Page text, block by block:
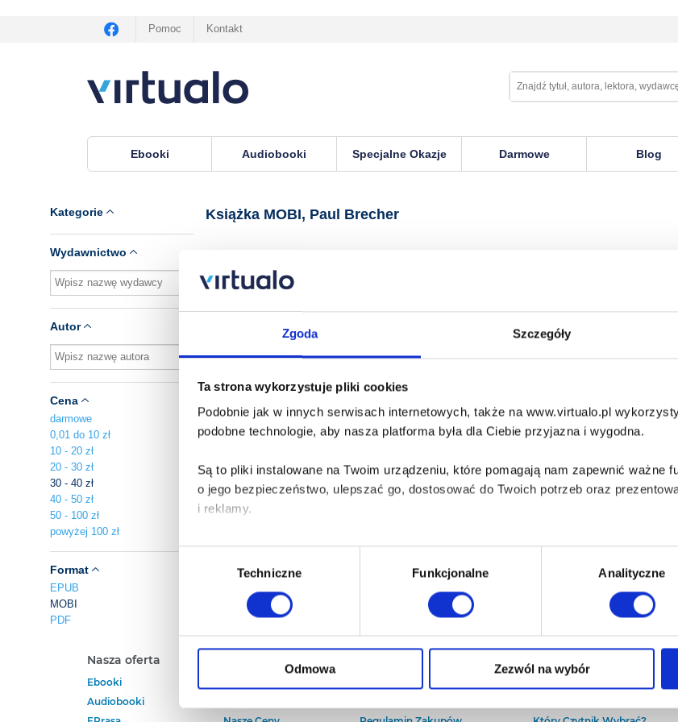
Zgoda Szczegóły
Ta strona wykorzystuje pliki cookies
Podobnie jak w innych serwisach internetowych, także na www.virtualo.pl
podobne technologie, aby nasza platforma była dla Ciebie przyjazna i wygodna.
Są to pliki instalowane na Twoim urządzeniu, które pomagają nam zapewnić ważne
o jego bezpieczeństwo, ulepszać go, dostosować do Twoich potrzeb oraz
i reklamy.
Poza plikami, które są nam niezbędne do prawidłowego i bezpiecznego działania
Twojej zgody.
Każda udzielona zgoda poprawi Twoje doświadczenia jeśli jesteś naszym
Wybór
Techniczne Funkcjonalne Analityczne
Odmowa Zezwól na wybór
Pomoc Kontakt
Ebooki Audiobooki Specjalne Okazje Darmowe Blog
Kategorie
Wydawnictwo
Autor
Cena
darmowe
0,01 do 10 zł
10 - 20 zł
20 - 30 zł
30 - 40 zł
40 - 50 zł
50 - 100 zł
powyżej 100 zł
Format
EPUB
MOBI
PDF
Książka MOBI, Paul Brecher
Nasza oferta
Ebooki
Audiobooki
Baza wiedzy